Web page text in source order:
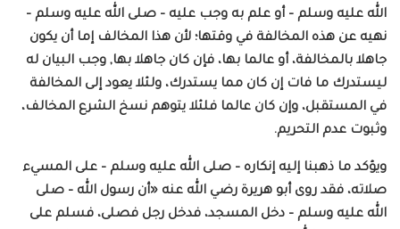
الله عليه وسلم – أو علم به وجب عليه – صلى الله عليه وسلم –
نهيه عن هذه المخالفة في وقتها؛ لأن هذا المخالف إما أن يكون
جاهلا بالمخالفة، أو عالما بها، فإن كان جاهلا بها, وجب البيان له
ليستدرك ما فات إن كان مما يستدرك، ولئلا يعود إلى المخالفة
في المستقبل، وإن كان عالما فلئلا يتوهم نسخ الشرع المخالف،
وثبوت عدم التحريم.
ويؤكد ما ذهبنا إليه إنكاره – صلى الله عليه وسلم – على المسيء
صلاته، فقد روى أبو هريرة رضي الله عنه «أن رسول الله – صلى
الله عليه وسلم – دخل المسجد، فدخل رجل فصلى، فسلم على